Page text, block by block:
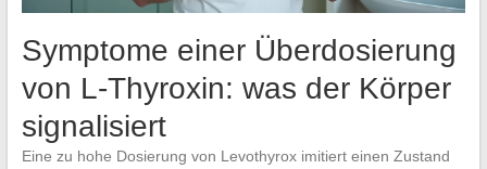
Symptome einer Überdosierung
von L-Thyroxin: was der Körper
signalisiert
Eine zu hohe Dosierung von Levothyrox imitiert einen Zustand